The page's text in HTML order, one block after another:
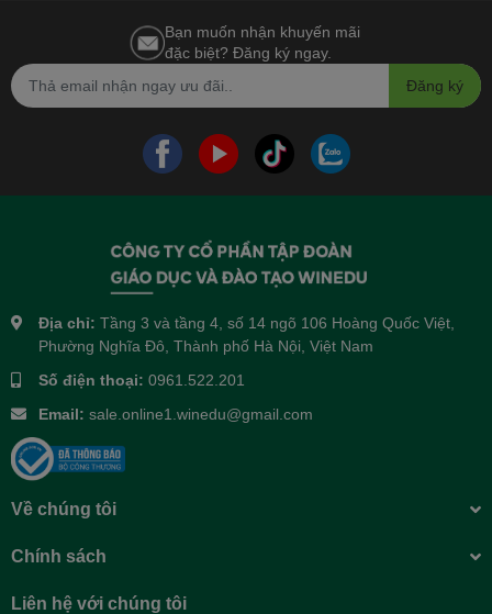
Bạn muốn nhận khuyến mãi
đặc biệt? Đăng ký ngay.
Đăng ký
Địa chỉ: Tầng 3 và tầng 4, số 14 ngõ 106 Hoàng Quốc Việt,
Phường Nghĩa Đô, Thành phố Hà Nội, Việt Nam
Số điện thoại: 0961.522.201
Email: sale.online1.winedu@gmail.com
Về chúng tôi
Chính sách
Liên hệ với chúng tôi